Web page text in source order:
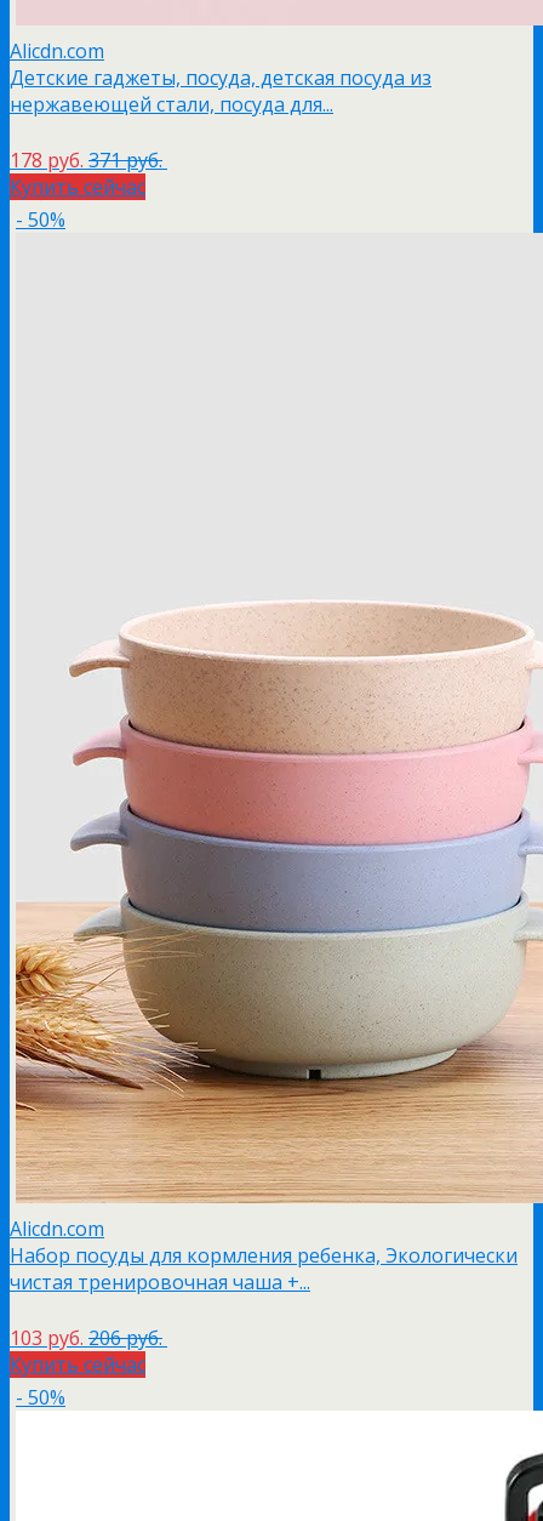
Alicdn.com
Детские гаджеты, посуда, детская посуда из
нержавеющей стали, посуда для...
178 руб. 371 руб.
Купить сейчас
- 50%
Alicdn.com
Набор посуды для кормления ребенка, Экологически
чистая тренировочная чаша +...
103 руб. 206 руб.
Купить сейчас
- 50%